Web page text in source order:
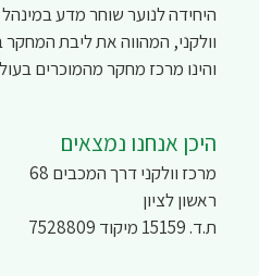
היחידה לנוער שוחר מדע
וולקני, המהווה את ליבת
והינו מרכז מחקר מהמוכרים
היכן אנחנו נמצאים
מרכז וולקני דרך המכבים 68
ראשון לציון
ת.ד. 15159 מיקוד 7528809